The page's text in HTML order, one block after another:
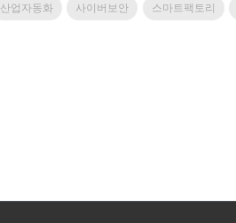
산업자동화 사이버보안 스마트팩토리